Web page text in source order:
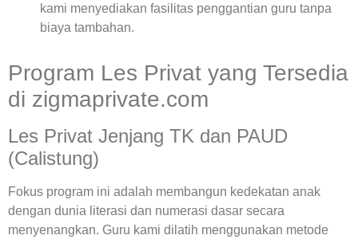
kami menyediakan fasilitas penggantian guru tanpa
biaya tambahan.
Program Les Privat yang Tersedia
di zigmaprivate.com
Les Privat Jenjang TK dan PAUD
(Calistung)
Fokus program ini adalah membangun kedekatan anak
dengan dunia literasi dan numerasi dasar secara
menyenangkan. Guru kami dilatih menggunakan metode